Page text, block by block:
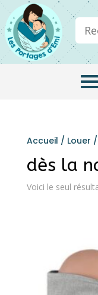
Accueil / Louer /
dès la
Voici le seul